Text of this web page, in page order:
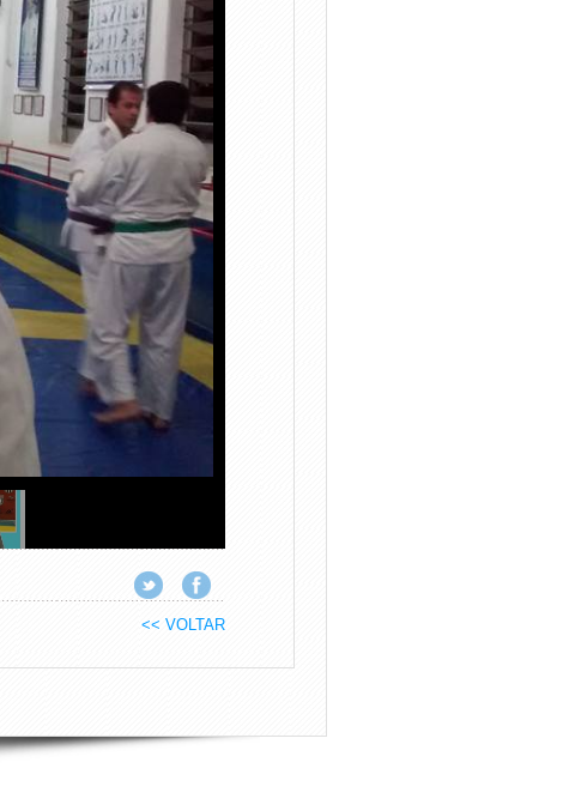
<< VOLTAR